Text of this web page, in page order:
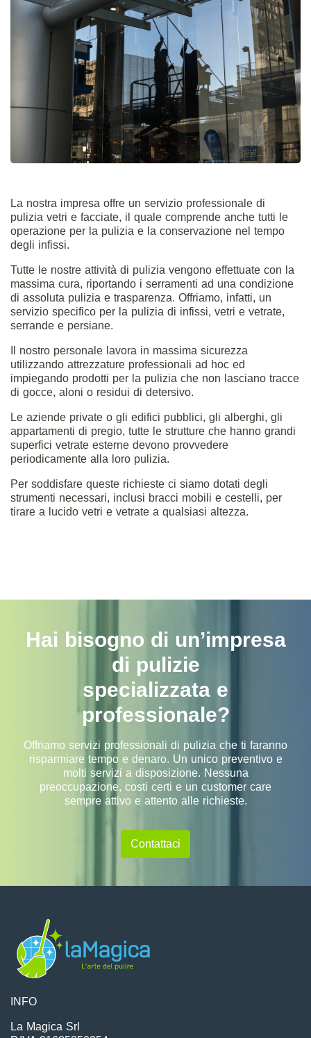
La nostra impresa offre un servizio professionale di
pulizia vetri e facciate, il quale comprende anche tutti le
operazione per la pulizia e la conservazione nel tempo
degli infissi.
Tutte le nostre attività di pulizia vengono effettuate con la
massima cura, riportando i serramenti ad una condizione
di assoluta pulizia e trasparenza. Offriamo, infatti, un
servizio specifico per la pulizia di infissi, vetri e vetrate,
serrande e persiane.
Il nostro personale lavora in massima sicurezza
utilizzando attrezzature professionali ad hoc ed
impiegando prodotti per la pulizia che non lasciano tracce
di gocce, aloni o residui di detersivo.
Le aziende private o gli edifici pubblici, gli alberghi, gli
appartamenti di pregio, tutte le strutture che hanno grandi
superfici vetrate esterne devono provvedere
periodicamente alla loro pulizia.
Per soddisfare queste richieste ci siamo dotati degli
strumenti necessari, inclusi bracci mobili e cestelli, per
tirare a lucido vetri e vetrate a qualsiasi altezza.
Hai bisogno di un’impresa
di pulizie
specializzata e
professionale?
Offriamo servizi professionali di pulizia che ti faranno
risparmiare tempo e denaro. Un unico preventivo e
molti servizi a disposizione. Nessuna
preoccupazione, costi certi e un customer care
sempre attivo e attento alle richieste.
Contattaci
INFO
La Magica Srl